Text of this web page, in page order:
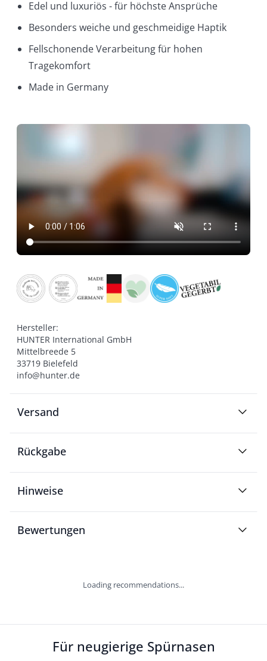
Edel und luxuriös - für höchste Ansprüche
Besonders weiche und geschmeidige Haptik
Fellschonende Verarbeitung für hohen
Tragekomfort
Made in Germany
Hersteller:
HUNTER International GmbH
Mittelbreede 5
33719 Bielefeld
info@hunter.de
Versand
Rückgabe
Hinweise
Bewertungen
Loading recommendations...
Für neugierige Spürnasen